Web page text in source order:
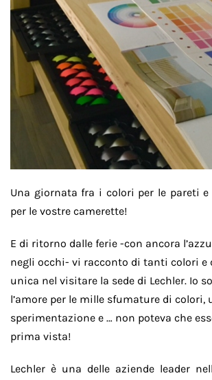
Una giornata fra i colori per le pareti
per le vostre camerette!
E di ritorno dalle ferie -con ancora
negli occhi- vi racconto di tanti colori e
unica nel visitare la sede di Lechler. Io
l’amore per le mille sfumature di colori,
sperimentazione e … non poteva che
prima vista!
Lechler è una delle aziende leader